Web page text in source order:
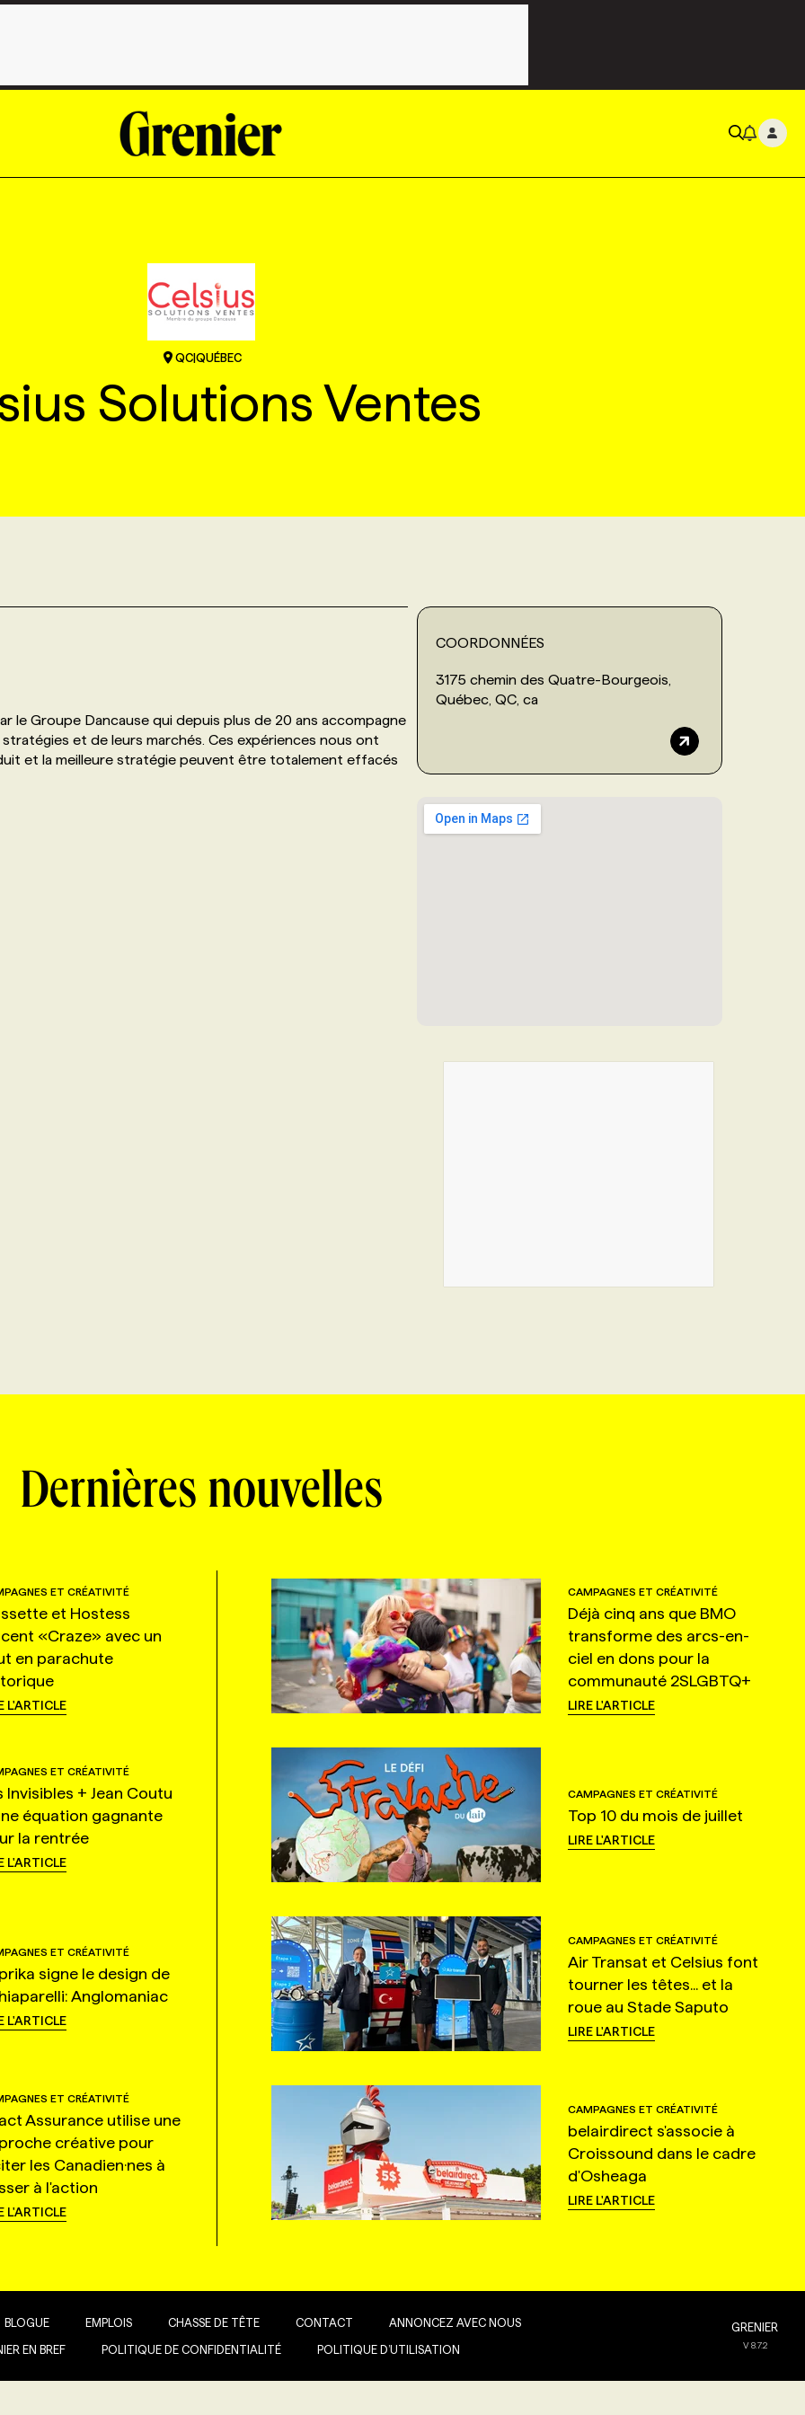
QC|QUÉBEC
Solutions Ventes
le Groupe Dancause qui depuis plus de 20 ans accompagne
et de leurs marchés. Ces expériences nous ont
et la meilleure stratégie peuvent être totalement effacés
COORDONNÉES
3175 chemin des Quatre-Bourgeois,
Québec, QC, ca
Dernières nouvelles
ET CRÉATIVITÉ
et Hostess
«Craze» avec un
en parachute
L'ARTICLE
CAMPAGNES ET CRÉATIVITÉ
Déjà cinq ans que BMO
transforme des arcs-en-
ciel en dons pour la
communauté 2SLGBTQ+
LIRE L'ARTICLE
ET CRÉATIVITÉ
Invisibles + Jean Coutu
équation gagnante
la rentrée
L'ARTICLE
CAMPAGNES ET CRÉATIVITÉ
Top 10 du mois de juillet
LIRE L'ARTICLE
ET CRÉATIVITÉ
signe le design de
Anglomaniac
L'ARTICLE
CAMPAGNES ET CRÉATIVITÉ
Air Transat et Celsius font
tourner les têtes... et la
roue au Stade Saputo
LIRE L'ARTICLE
ET CRÉATIVITÉ
Assurance utilise une
créative pour
les Canadien·nes à
à l'action
L'ARTICLE
CAMPAGNES ET CRÉATIVITÉ
belairdirect s'associe à
Croissound dans le cadre
d'Osheaga
LIRE L'ARTICLE
BLOGUE EMPLOIS CHASSE DE TÊTE CONTACT ANNONCEZ AVEC NOUS
EN BREF POLITIQUE DE CONFIDENTIALITÉ POLITIQUE D’UTILISATION
GRENIER
V8.7.2